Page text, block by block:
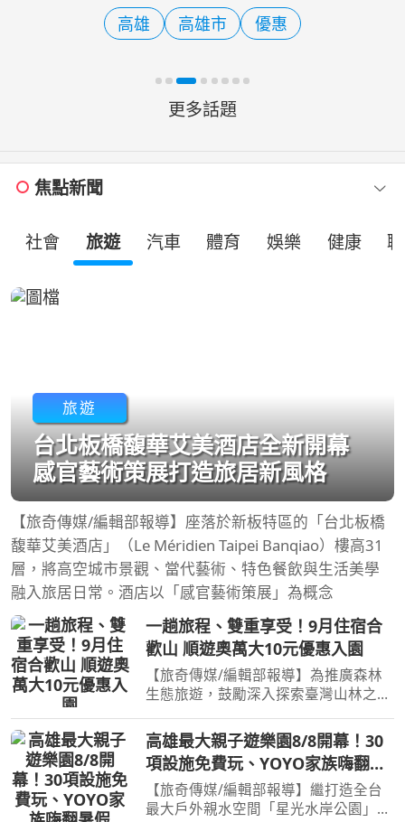
爸爸吃不飽，更值得關心的是他的健檢
報告紅字。近年歐美流行
高雄 高雄市 優惠
更多話題
焦點新聞
社會 旅遊 汽車 體育 娛樂 健康
旅遊
台北板橋馥華艾美酒店全新開幕
感官藝術策展打造旅居新風格
【旅奇傳媒/編輯部報導】座落於新板特區的「台北板橋
馥華艾美酒店」（Le Méridien Taipei Banqiao）樓高31
層，將高空城市景觀、當代藝術、特色餐飲與生活美學
融入旅居日常。酒店以「感官藝術策展」為概念
一趟旅程、雙重享受！9月住宿合
歡山 順遊奧萬大10元優惠入園
【旅奇傳媒/編輯部報導】為推廣森林
生態旅遊，鼓勵深入探索臺灣山林之
森林遊樂區」攜手推出9月限定聯名優
惠活動。凡於9月入住「合歡山森林遊
樂區」住宿設施，即可享「
高雄最大親子遊樂園8/8開幕！30
項設施免費玩、YOYO家族嗨翻暑
假
【旅奇傳媒/編輯部報導】繼打造全台
最大戶外親水空間「星光水岸公園」，